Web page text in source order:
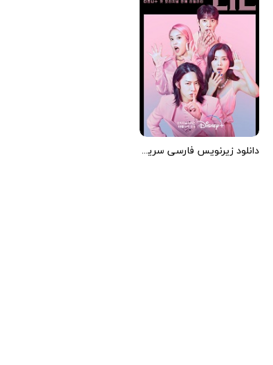
دانلود زیرنویس فارسی سریال Pink Lie 2022